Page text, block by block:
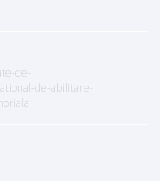
de-
de-abilitare-